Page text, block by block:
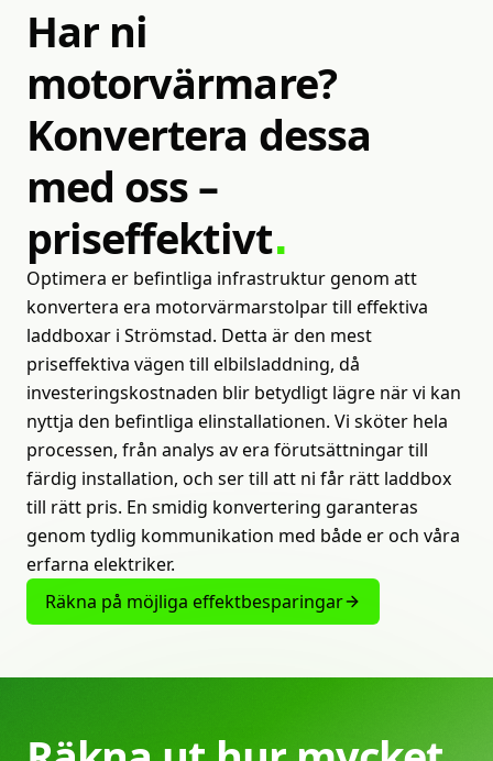
Har ni
motorvärmare?
Konvertera dessa
med oss–
priseffektivt
Optimera er befintliga infrastruktur genom att
konvertera era motorvärmarstolpar till effektiva
laddboxar i Strömstad. Detta är den mest
priseffektiva vägen till elbilsladdning, då
investeringskostnaden blir betydligt lägre när vi kan
nyttja den befintliga elinstallationen. Vi sköter hela
processen, från analys av era förutsättningar till
färdig installation, och ser till att ni får rätt laddbox
till rätt pris. En smidig konvertering garanteras
genom tydlig kommunikation med både er och våra
erfarna elektriker.
Räkna på möjliga effektbesparingar